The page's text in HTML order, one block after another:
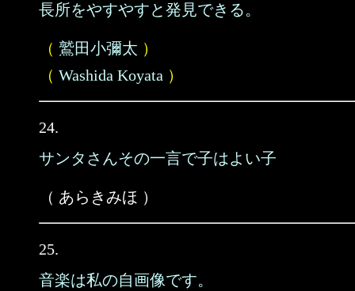
長所をやすやすと発見できる。
（ 鷲田小彌太 ）
（ Washida Koyata ）
24.
サンタさんその一言で子はよい子
（ あらきみほ ）
25.
音楽は私の自画像です。